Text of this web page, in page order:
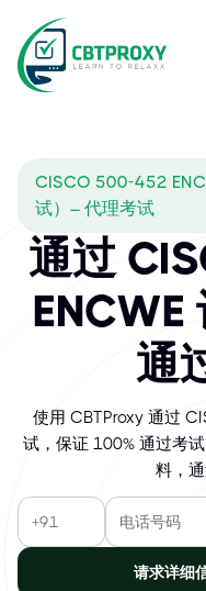
CISCO 500-452
试）– 代理考试
通过
ENCWE
通
使用 CBTProxy 通过
试，保证 100% 通过考
料，
请求详细